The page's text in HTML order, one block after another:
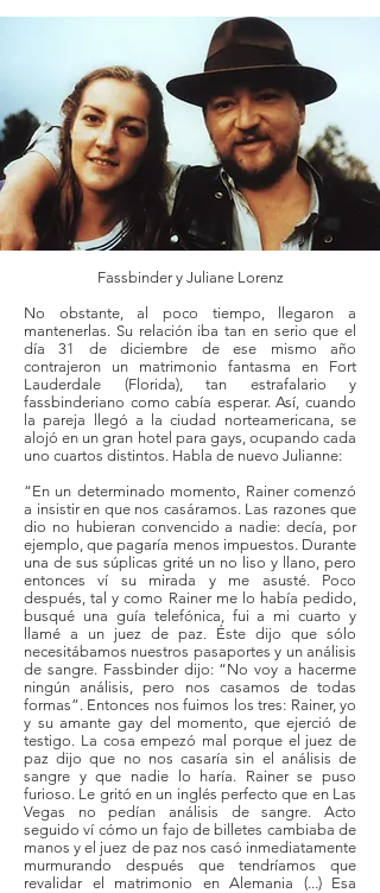
Fassbinder y Juliane Lorenz
No obstante, al poco tiempo, llegaron a
mantenerlas. Su relación iba tan en serio que el
día 31 de diciembre de ese mismo año
contrajeron un matrimonio fantasma en Fort
Lauderdale (Florida), tan estrafalario y
fassbinderiano como cabía esperar. Así, cuando
la pareja llegó a la ciudad norteamericana, se
alojó en un gran hotel para gays, ocupando cada
uno cuartos distintos. Habla de nuevo Julianne:
“En un determinado momento, Rainer comenzó
a insistir en que nos casáramos. Las razones que
dio no hubieran convencido a nadie: decía, por
ejemplo, que pagaría menos impuestos. Durante
una de sus súplicas grité un no liso y llano, pero
entonces ví su mirada y me asusté. Poco
después, tal y como Rainer me lo había pedido,
busqué una guía telefónica, fui a mi cuarto y
llamé a un juez de paz. Éste dijo que sólo
necesitábamos nuestros pasaportes y un análisis
de sangre. Fassbinder dijo: “No voy a hacerme
ningún análisis, pero nos casamos de todas
formas”. Entonces nos fuimos los tres: Rainer, yo
y su amante gay del momento, que ejerció de
testigo. La cosa empezó mal porque el juez de
paz dijo que no nos casaría sin el análisis de
sangre y que nadie lo haría. Rainer se puso
furioso. Le gritó en un inglés perfecto que en Las
Vegas no pedían análisis de sangre. Acto
seguido ví cómo un fajo de billetes cambiaba de
manos y el juez de paz nos casó inmediatamente
murmurando después que tendríamos que
revalidar el matrimonio en Alemania (...) Esa